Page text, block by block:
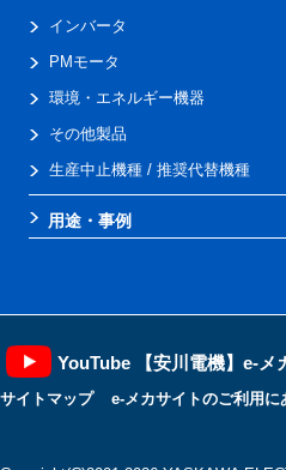
インバータ
PMモータ
環境・エネルギー機器
その他製品
生産中止機種 / 推奨代替機種
用途・事例
YouTube 【安川電機】e-メ
サイトマップ e-メカサイトのご利用に